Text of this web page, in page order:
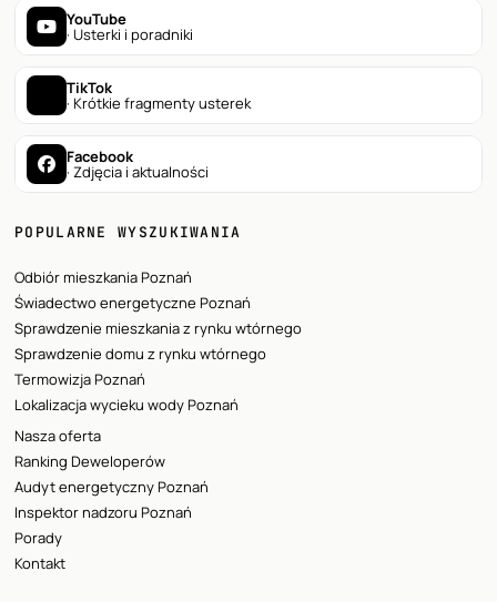
YouTube
· Usterki i poradniki
TikTok
· Krótkie fragmenty usterek
Facebook
· Zdjęcia i aktualności
POPULARNE WYSZUKIWANIA
Odbiór mieszkania Poznań
Świadectwo energetyczne Poznań
Sprawdzenie mieszkania z rynku wtórnego
Sprawdzenie domu z rynku wtórnego
Termowizja Poznań
Lokalizacja wycieku wody Poznań
Nasza oferta
Ranking Deweloperów
Audyt energetyczny Poznań
Inspektor nadzoru Poznań
Porady
Kontakt